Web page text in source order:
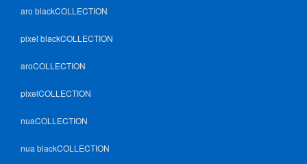
aro blackCOLLECTION
pixel blackCOLLECTION
aroCOLLECTION
pixelCOLLECTION
nuaCOLLECTION
nua blackCOLLECTION